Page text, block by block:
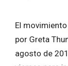
El movimiento
por Greta
agosto de